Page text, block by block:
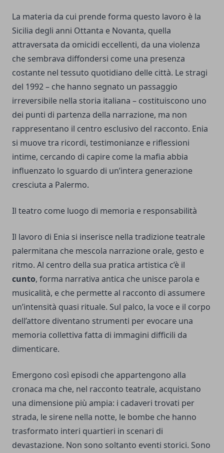
La materia da cui prende forma questo lavoro è la
Sicilia degli anni Ottanta e Novanta, quella
attraversata da omicidi eccellenti, da una violenza
che sembrava diffondersi come una presenza
costante nel tessuto quotidiano delle città. Le stragi
del 1992 – che hanno segnato un passaggio
irreversibile nella storia italiana – costituiscono uno
dei punti di partenza della narrazione, ma non
rappresentano il centro esclusivo del racconto. Enia
si muove tra ricordi, testimonianze e riflessioni
intime, cercando di capire come la mafia abbia
influenzato lo sguardo di un’intera generazione
cresciuta a Palermo.
Il teatro come luogo di memoria e responsabilità
Il lavoro di Enia si inserisce nella tradizione teatrale
palermitana che mescola narrazione orale, gesto e
ritmo. Al centro della sua pratica artistica c’è il
cunto, forma narrativa antica che unisce parola e
musicalità, e che permette al racconto di assumere
un’intensità quasi rituale. Sul palco, la voce e il corpo
dell’attore diventano strumenti per evocare una
memoria collettiva fatta di immagini difficili da
dimenticare.
Emergono così episodi che appartengono alla
cronaca ma che, nel racconto teatrale, acquistano
una dimensione più ampia: i cadaveri trovati per
strada, le sirene nella notte, le bombe che hanno
trasformato interi quartieri in scenari di
devastazione. Non sono soltanto eventi storici. Sono